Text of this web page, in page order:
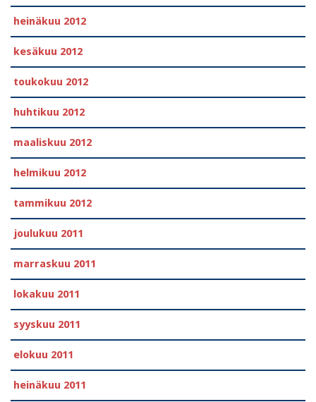
heinäkuu 2012
kesäkuu 2012
toukokuu 2012
huhtikuu 2012
maaliskuu 2012
helmikuu 2012
tammikuu 2012
joulukuu 2011
marraskuu 2011
lokakuu 2011
syyskuu 2011
elokuu 2011
heinäkuu 2011